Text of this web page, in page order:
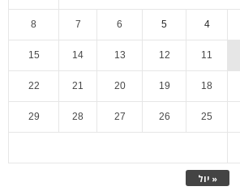
« יול
4
5
6
7
8
11
12
13
14
15
18
19
20
21
22
25
26
27
28
29